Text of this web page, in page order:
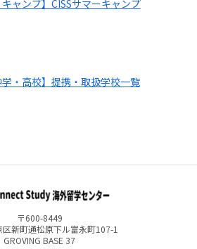
キャンプ】CISSサマーキャンプ
学・高校】提携・取扱学校一覧